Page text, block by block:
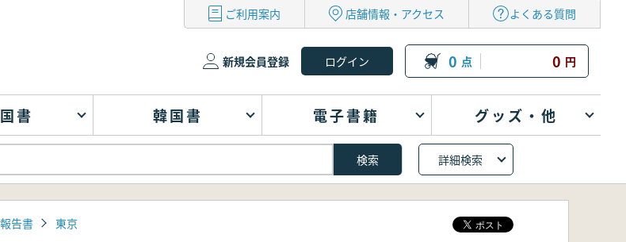
ご利用案内 店舗情報・アクセス よくある質問
新規会員登録 0 点 0 円
書 韓国書 電子書籍 グッズ・他
詳細検索
告書 東京